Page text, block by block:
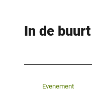
In de buurt
Evenement